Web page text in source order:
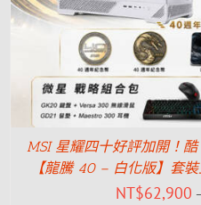
MSI 星耀四十好評加開！
【龍騰 40 – 白化版】套
NT$62,900